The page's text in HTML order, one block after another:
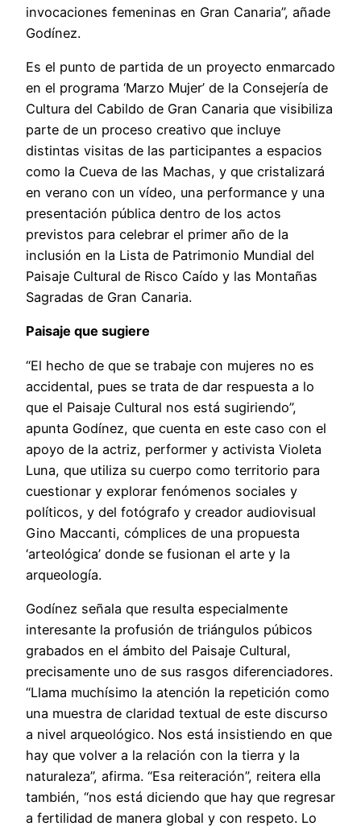
invocaciones femeninas en Gran Canaria”, añade
Godínez.
Es el punto de partida de un proyecto enmarcado
en el programa ‘Marzo Mujer’ de la Consejería de
Cultura del Cabildo de Gran Canaria que visibiliza
parte de un proceso creativo que incluye
distintas visitas de las participantes a espacios
como la Cueva de las Machas, y que cristalizará
en verano con un vídeo, una performance y una
presentación pública dentro de los actos
previstos para celebrar el primer año de la
inclusión en la Lista de Patrimonio Mundial del
Paisaje Cultural de Risco Caído y las Montañas
Sagradas de Gran Canaria.
Paisaje que sugiere
“El hecho de que se trabaje con mujeres no es
accidental, pues se trata de dar respuesta a lo
que el Paisaje Cultural nos está sugiriendo”,
apunta Godínez, que cuenta en este caso con el
apoyo de la actriz, performer y activista Violeta
Luna, que utiliza su cuerpo como territorio para
cuestionar y explorar fenómenos sociales y
políticos, y del fotógrafo y creador audiovisual
Gino Maccanti, cómplices de una propuesta
‘arteológica’ donde se fusionan el arte y la
arqueología.
Godínez señala que resulta especialmente
interesante la profusión de triángulos púbicos
grabados en el ámbito del Paisaje Cultural,
precisamente uno de sus rasgos diferenciadores.
“Llama muchísimo la atención la repetición como
una muestra de claridad textual de este discurso
a nivel arqueológico. Nos está insistiendo en que
hay que volver a la relación con la tierra y la
naturaleza”, afirma. “Esa reiteración”, reitera ella
también, “nos está diciendo que hay que regresar
a fertilidad de manera global y con respeto. Lo